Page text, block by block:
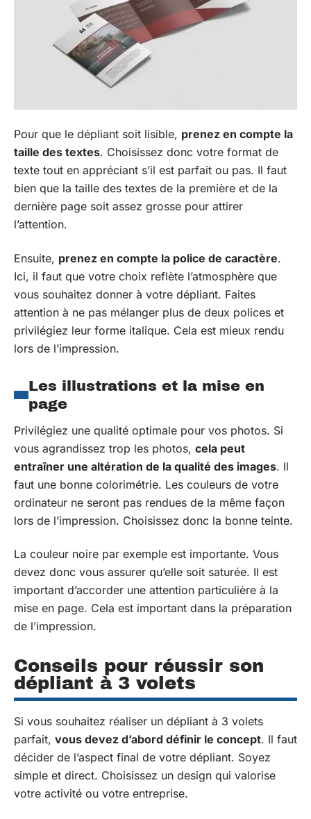
Pour que le dépliant soit lisible, prenez en compte la
taille des textes. Choisissez donc votre format de
texte tout en appréciant s’il est parfait ou pas. Il faut
bien que la taille des textes de la première et de la
dernière page soit assez grosse pour attirer
l’attention.
Ensuite, prenez en compte la police de caractère.
Ici, il faut que votre choix reflète l’atmosphère que
vous souhaitez donner à votre dépliant. Faites
attention à ne pas mélanger plus de deux polices et
privilégiez leur forme italique. Cela est mieux rendu
lors de l’impression.
Les illustrations et la mise en
page
Privilégiez une qualité optimale pour vos photos. Si
vous agrandissez trop les photos, cela peut
entraîner une altération de la qualité des images. Il
faut une bonne colorimétrie. Les couleurs de votre
ordinateur ne seront pas rendues de la même façon
lors de l’impression. Choisissez donc la bonne teinte.
La couleur noire par exemple est importante. Vous
devez donc vous assurer qu’elle soit saturée. Il est
important d’accorder une attention particulière à la
mise en page. Cela est important dans la préparation
de l’impression.
Conseils pour réussir son
dépliant à 3 volets
Si vous souhaitez réaliser un dépliant à 3 volets
parfait, vous devez d’abord définir le concept. Il faut
décider de l’aspect final de votre dépliant. Soyez
simple et direct. Choisissez un design qui valorise
votre activité ou votre entreprise.